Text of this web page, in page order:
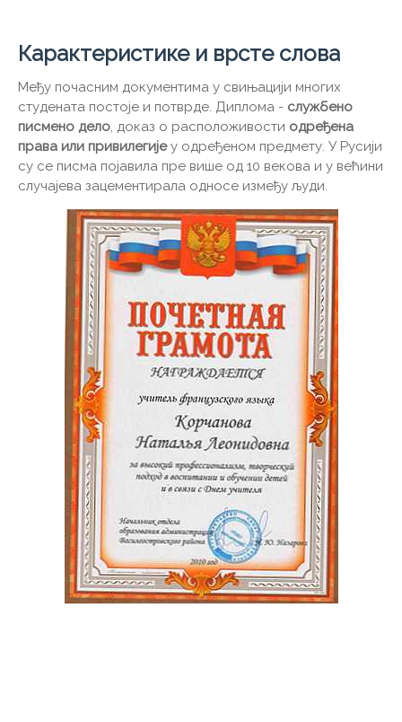
Карактеристике и врсте слова
Међу почасним документима у свињацији многих
студената постоје и потврде. Диплома - службено
писмено дело, доказ о расположивости одређена
права или привилегијеу одређеном предмету. У Русији
су се писма појавила пре више од 10 векова и у већини
случајева зацементирала односе између људи.